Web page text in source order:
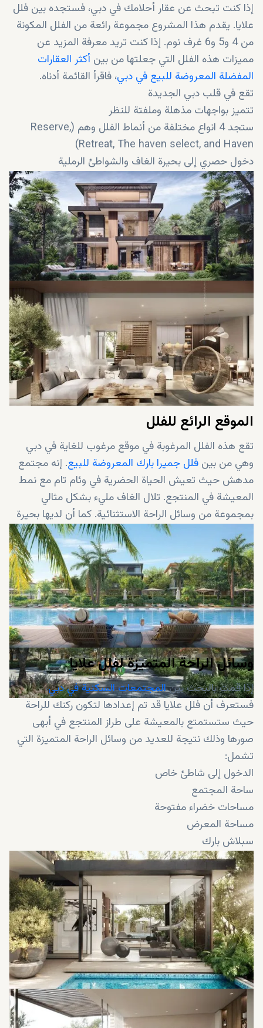
إذا كنت تبحث عن عقار أحلامك في دبي، فستجده بين فلل
علايا. يقدم هذا المشروع مجموعة رائعة من الفلل المكونة
من 4 و5 و6 غرف نوم. إذا كنت تريد معرفة المزيد عن
مميزات هذه الفلل التي جعلتها من بين أكثر العقارات
المفضلة المعروضة للبيع في دبي، فاقرأ القائمة أدناه.
تقع في قلب دبي الجديدة
تتميز بواجهات مذهلة وملفتة للنظر
ستجد 4 انواع مختلفة من أنماط الفلل وهم (Reserve,
Retreat, The haven select, and Haven)
دخول حصري إلى بحيرة الغاف والشواطئ الرملية
مدخل مذهل بارتفاع مزدوج
تضم أجنحة رئيسية خاصة
تتميز بأرضيات رخامية عالية الجودة
تتميز بنوافذ ممتدة من الأرض حتى السقف
مجلس خارجي
تقدم خيارات المناظر الطبيعية (المسبح أو العشب)
تقدم مجموعة من وسائل الراحة الاستثنائية
بخطة تفسيط سهلة
الموقع الرائع للفلل
تقع هذه الفلل المرغوبة في موقع مرغوب للغاية في دبي
وهي من بين فلل جميرا بارك المعروضة للبيع. إنه مجتمع
مدهش حيث تعيش الحياة الحضرية في وئام تام مع نمط
المعيشة في المنتجع. تلال الغاف مليء بشكل مثالي
بمجموعة من وسائل الراحة الاستثنائية. كما أن لديها بحيرة
مذهلة وشواطئ رملية بيضاء في قلبها. والعقارات المعروضة
للبيع في تلال الغاف
فلل فخمة للبيع في دبيلا ينبغي
تفويتها!
وسائل الراحة المتميزة لفلل علايا
إذا قمت بالبحث بينالمجتمعات السكنية في دبي،
فستعرف أن فلل علايا قد تم إعدادها لتكون ركنك للراحة
حيث ستستمتع بالمعيشة على طراز المنتجع في أبهى
صورها وذلك نتيجة للعديد من وسائل الراحة المتميزة التي
تشمل:
الدخول إلى شاطئ خاص
ساحة المجتمع
مساحات خضراء مفتوحة
مساحة المعرض
سبلاش بارك
بركة سباحة
مسبح سبا / جاكوزي
كلوب هاوس
حمام سباحة للأطفال
مجتمع مسور
منطقة لعب الأطفال
منطقة للياقة البدنية
متنزه
ساحة بلازا
غرفة ألعاب خارجية